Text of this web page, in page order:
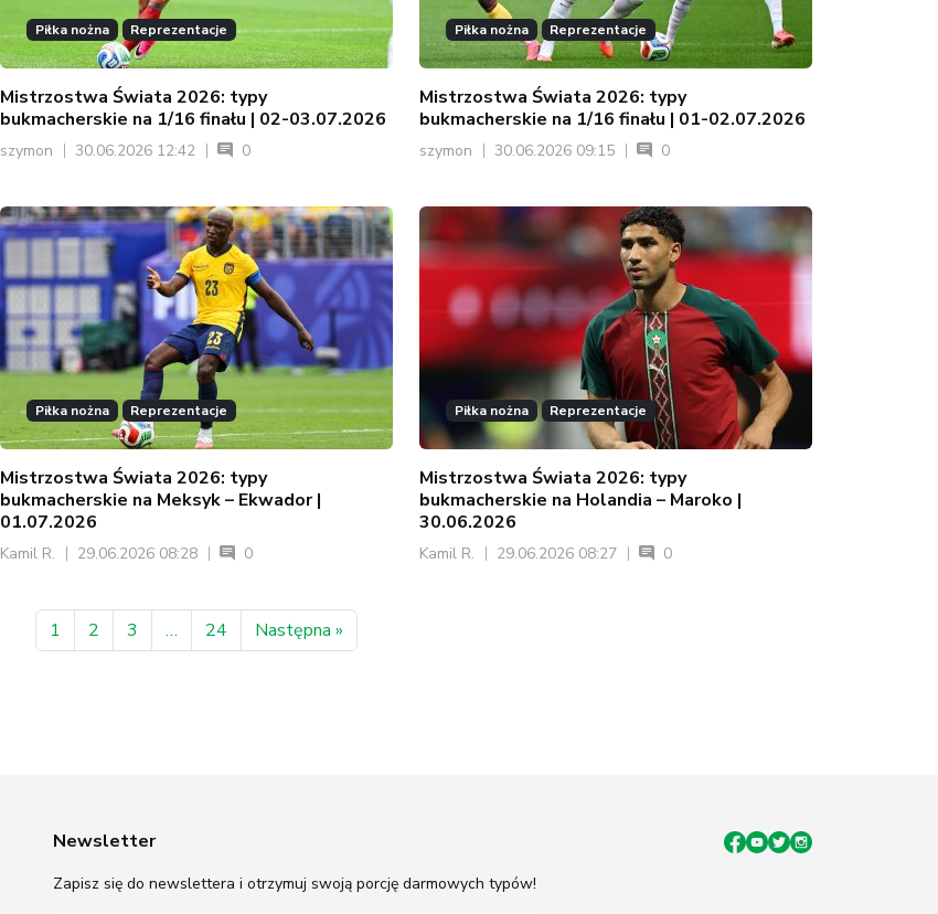
Piłka nożna Reprezentacje
Mistrzostwa Świata 2026: typy
bukmacherskie na 1/16 finału | 02-03.07.2026
szymon 30.06.2026 12:42 0
Piłka nożna Reprezentacje
Mistrzostwa Świata 2026: typy
bukmacherskie na 1/16 finału | 01-02.07.2026
szymon 30.06.2026 09:15 0
Piłka nożna Reprezentacje
Mistrzostwa Świata 2026: typy
bukmacherskie na Meksyk – Ekwador |
01.07.2026
Kamil R. 29.06.2026 08:28 0
Piłka nożna Reprezentacje
Mistrzostwa Świata 2026: typy
bukmacherskie na Holandia – Maroko |
30.06.2026
Kamil R. 29.06.2026 08:27 0
1 2 3 … 24 Następna »
Newsletter
Zapisz się do newslettera i otrzymuj swoją porcję darmowych typów!